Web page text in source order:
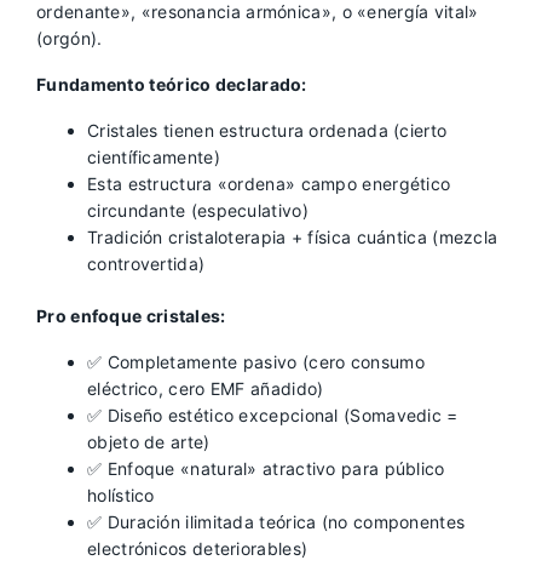
ordenante», «resonancia armónica», o «energía vital»
(orgón).
Fundamento teórico declarado:
Cristales tienen estructura ordenada (cierto
científicamente)
Esta estructura «ordena» campo energético
circundante (especulativo)
Tradición cristaloterapia + física cuántica (mezcla
controvertida)
Pro enfoque cristales:
✅ Completamente pasivo (cero consumo
eléctrico, cero EMF añadido)
✅ Diseño estético excepcional (Somavedic =
objeto de arte)
✅ Enfoque «natural» atractivo para público
holístico
✅ Duración ilimitada teórica (no componentes
electrónicos deteriorables)